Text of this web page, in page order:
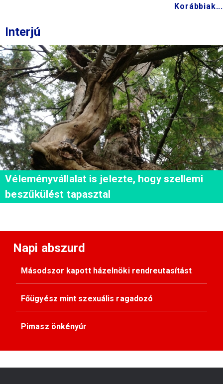
Korábbiak...
Interjú
Véleményvállalat is jelezte, hogy szellemi
beszűkülést tapasztal
Napi abszurd
Másodszor kapott házelnöki rendreutasítást
Főügyész mint szexuális ragadozó
Pimasz önkényúr